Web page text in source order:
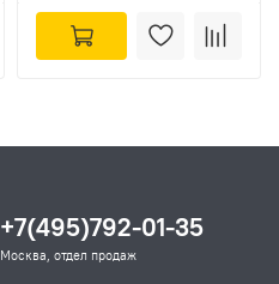
+7(495)792-01-35
Москва, отдел продаж